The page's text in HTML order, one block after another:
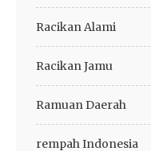
Racikan Alami
Racikan Jamu
Ramuan Daerah
rempah Indonesia